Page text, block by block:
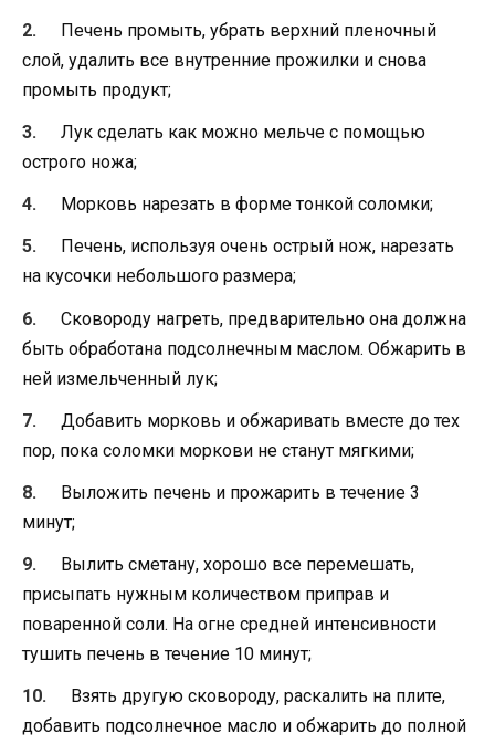
Печень промыть, убрать верхний пленочный
слой, удалить все внутренние прожилки и снова
промыть продукт;
Лук сделать как можно мельче с помощью
острого ножа;
Морковь нарезать в форме тонкой соломки;
Печень, используя очень острый нож, нарезать
на кусочки небольшого размера;
Сковороду нагреть, предварительно она должна
быть обработана подсолнечным маслом. Обжарить в
ней измельченный лук;
Добавить морковь и обжаривать вместе до тех
пор, пока соломки моркови не станут мягкими;
Выложить печень и прожарить в течение 3
минут;
Вылить сметану, хорошо все перемешать,
присыпать нужным количеством приправ и
поваренной соли. На огне средней интенсивности
тушить печень в течение 10 минут;
Взять другую сковороду, раскалить на плите,
добавить подсолнечное масло и обжарить до полной